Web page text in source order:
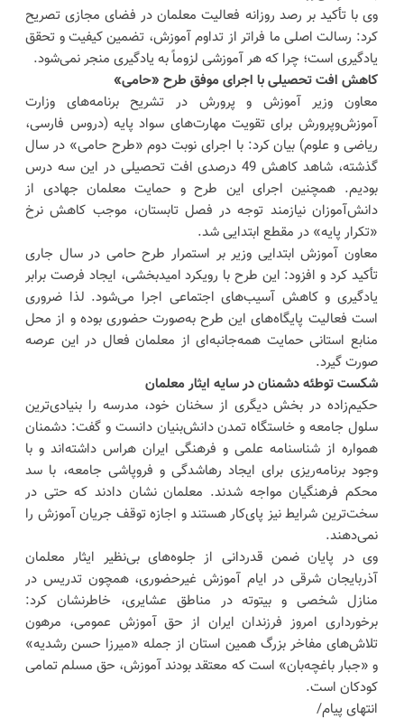
وی با تأکید بر رصد روزانه فعالیت معلمان در فضای مجازی تصریح
کرد: رسالت اصلی ما فراتر از تداوم آموزش، تضمین کیفیت و تحقق
یادگیری است؛ چرا که هر آموزشی لزوماً به یادگیری منجر نمی‌شود.
کاهش افت تحصیلی با اجرای موفق طرح «حامی»
معاون وزیر آموزش و پرورش در تشریح برنامه‌های وزارت
آموزش‌وپرورش برای تقویت مهارت‌های سواد پایه (دروس فارسی،
ریاضی و علوم) بیان کرد: با اجرای نوبت دوم «طرح حامی» در سال
گذشته، شاهد کاهش 49 درصدی افت تحصیلی در این سه درس
بودیم. همچنین اجرای این طرح و حمایت معلمان جهادی از
دانش‌آموزان نیازمند توجه در فصل تابستان، موجب کاهش نرخ
«تکرار پایه» در مقطع ابتدایی شد.
معاون آموزش ابتدایی وزیر بر استمرار طرح حامی در سال جاری
تأکید کرد و افزود: این طرح با رویکرد امیدبخشی، ایجاد فرصت برابر
یادگیری و کاهش آسیب‌های اجتماعی اجرا می‌شود. لذا ضروری
است فعالیت پایگاه‌های این طرح به‌صورت حضوری بوده و از محل
منابع استانی حمایت همه‌جانبه‌ای از معلمان فعال در این عرصه
صورت گیرد.
شکست توطئه دشمنان در سایه ایثار معلمان
حکیم‌زاده در بخش دیگری از سخنان خود، مدرسه را بنیادی‌ترین
سلول جامعه و خاستگاه تمدن دانش‌بنیان دانست و گفت: دشمنان
همواره از شناسنامه علمی و فرهنگی ایران هراس داشته‌اند و با
وجود برنامه‌ریزی برای ایجاد رهاشدگی و فروپاشی جامعه، با سد
محکم فرهنگیان مواجه شدند. معلمان نشان دادند که حتی در
سخت‌ترین شرایط نیز پای‌کار هستند و اجازه توقف جریان آموزش را
نمی‌دهند.
وی در پایان ضمن قدردانی از جلوه‌های بی‌نظیر ایثار معلمان
آذربایجان شرقی در ایام آموزش غیرحضوری، همچون تدریس در
منازل شخصی و بیتوته در مناطق عشایری، خاطرنشان کرد:
برخورداری امروز فرزندان ایران از حق آموزش عمومی، مرهون
تلاش‌های مفاخر بزرگ همین استان از جمله «میرزا حسن رشدیه»
و «جبار باغچه‌بان» است که معتقد بودند آموزش، حق مسلم تمامی
کودکان است.
انتهای پیام/